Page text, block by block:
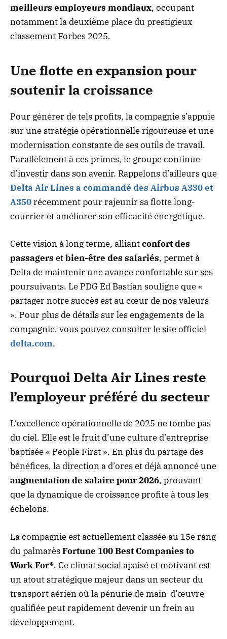
meilleurs employeurs mondiaux, occupant
notamment la deuxième place du prestigieux
classement Forbes 2025.
Une flotte en expansion pour
soutenir la croissance
Pour générer de tels profits, la compagnie s’appuie
sur une stratégie opérationnelle rigoureuse et une
modernisation constante de ses outils de travail.
Parallèlement à ces primes, le groupe continue
d’investir dans son avenir. Rappelons d’ailleurs que
Delta Air Lines a commandé des Airbus A330 et
A350récemment pour rajeunir sa flotte long-
courrier et améliorer son efficacité énergétique.
Cette vision à long terme, alliantconfort des
passagers etbien-être des salariés, permet à
Delta de maintenir une avance confortable sur ses
poursuivants. Le PDG Ed Bastian souligne que «
partager notre succès est au cœur de nos valeurs
». Pour plus de détails sur les engagements de la
compagnie, vous pouvez consulter le site officiel
delta.com.
Pourquoi Delta Air Lines reste
l’employeur préféré du secteur
L’excellence opérationnelle de 2025 ne tombe pas
du ciel. Elle est le fruit d’une culture d’entreprise
baptisée « People First ». En plus du partage des
bénéfices, la direction a d’ores et déjà annoncé une
augmentation de salaire pour 2026, prouvant
que la dynamique de croissance profite à tous les
échelons.
La compagnie est actuellement classée au 15e rang
du palmarèsFortune 100 Best Companies to
Work For®. Ce climat social apaisé et motivant est
un atout stratégique majeur dans un secteur du
transport aérien où la pénurie de main-d’œuvre
qualifiée peut rapidement devenir un frein au
développement.